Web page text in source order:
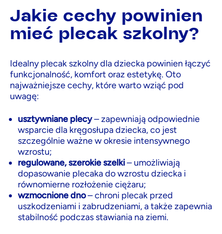
Jakie cechy powinien
mieć plecak szkolny?
Idealny plecak szkolny dla dziecka powinien łączyć
funkcjonalność, komfort oraz estetykę. Oto
najważniejsze cechy, które warto wziąć pod
uwagę:
usztywniane plecy– zapewniają odpowiednie
wsparcie dla kręgosłupa dziecka, co jest
szczególnie ważne w okresie intensywnego
wzrostu;
regulowane, szerokie szelki– umożliwiają
dopasowanie plecaka do wzrostu dziecka i
równomierne rozłożenie ciężaru;
wzmocnione dno– chroni plecak przed
uszkodzeniami i zabrudzeniami, a także zapewnia
stabilność podczas stawiania na ziemi.